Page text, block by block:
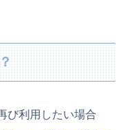
び利用したい場合